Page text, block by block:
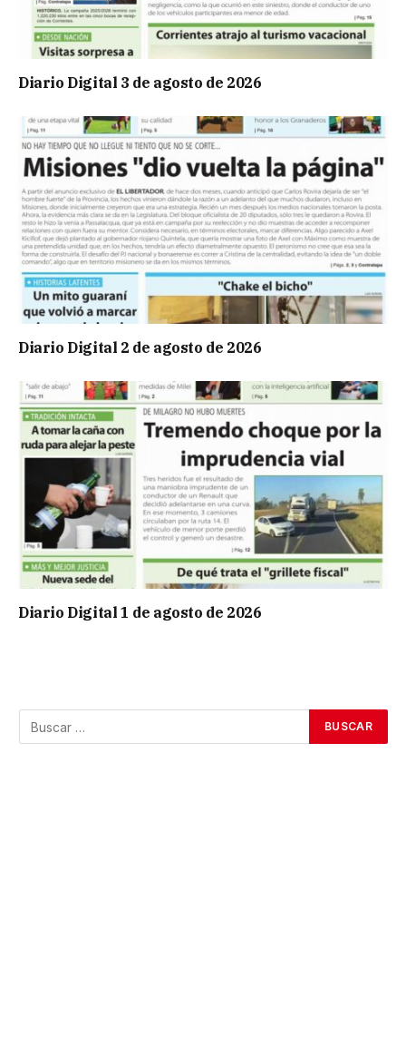
Diario Digital 3 de agosto de 2026
Diario Digital 2 de agosto de 2026
Diario Digital 1 de agosto de 2026